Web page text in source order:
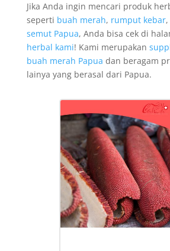
Jika Anda ingin mencari produk
seperti buah merah, rumput kebar,
semut Papua, Anda bisa cek di
herbal kami! Kami merupakan
buah merah Papua dan beragam
lainya yang berasal dari Papua.